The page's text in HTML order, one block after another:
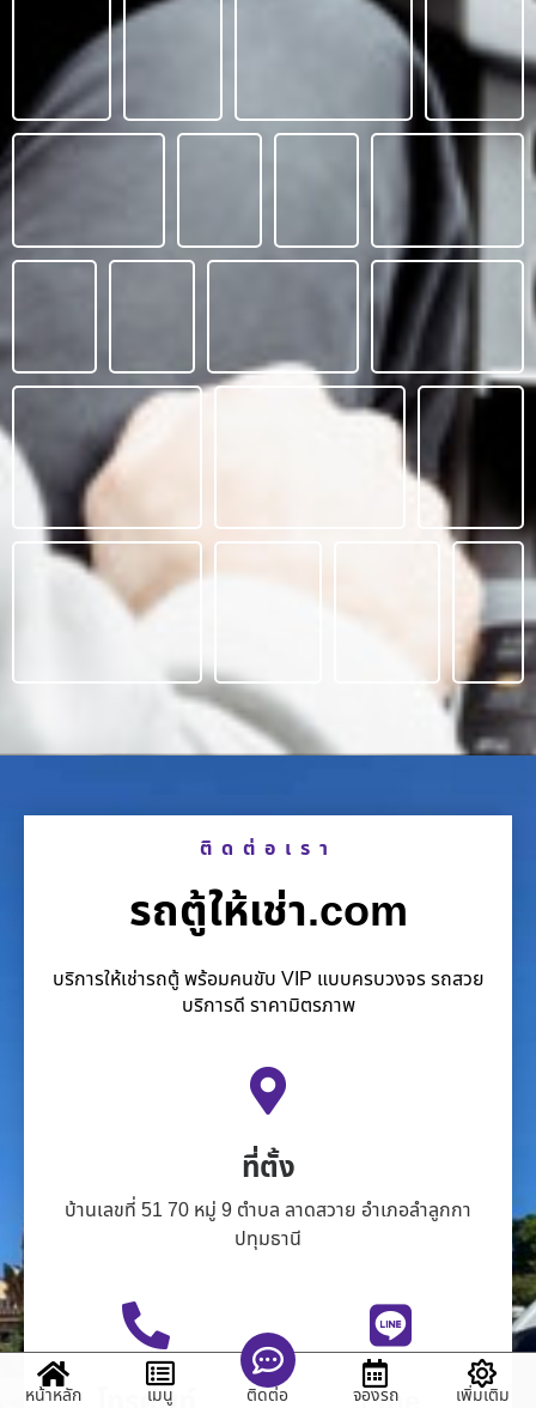
ติดต่อเรา
รถตู้ให้เช่า.com
บริการให้เช่ารถตู้ พร้อมคนขับ VIP แบบครบวงจร รถสวย
บริการดี ราคามิตรภาพ
ที่ตั้ง
บ้านเลขที่ 51 70 หมู่ 9 ตำบล ลาดสวาย อำเภอลำลูกกา
ปทุมธานี
หน้าหลัก เมนู ติดต่อ จองรถ เพิ่มเติม